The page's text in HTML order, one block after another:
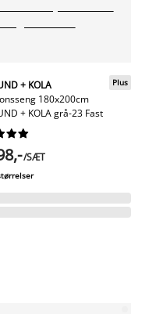
+ KOLA
180x200cm
+ KOLA grå-23 Fast
Plus



/SÆT